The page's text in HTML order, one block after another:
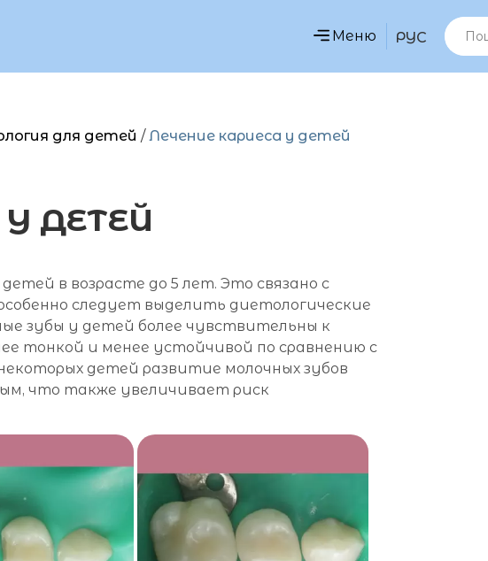
РУС
для детей /Лечение кариеса у детей
ДЕТЕЙ
в возрасте до 5 лет. Это связано с
следует выделить диетологические
зубы у детей более чувствительны к
тонкой и менее устойчивой по сравнению с
детей развитие молочных зубов
что также увеличивает риск